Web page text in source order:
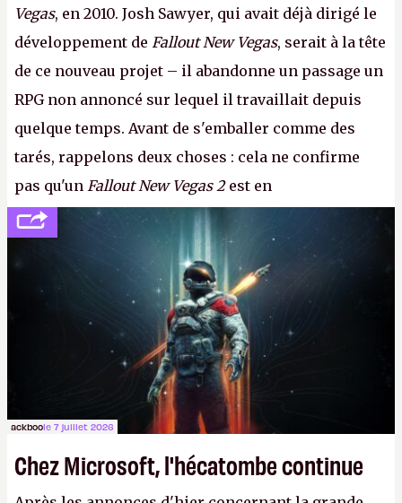
Vegas, en 2010. Josh Sawyer, qui avait déjà dirigé le
développement de Fallout New Vegas, serait à la tête
de ce nouveau projet – il abandonne un passage un
RPG non annoncé sur lequel il travaillait depuis
quelque temps. Avant de s'emballer comme des
tarés, rappelons deux choses : cela ne confirme
pas qu'un Fallout New Vegas 2est en
développement (pour ce que l'on sait, ils bossent
peut-être sur
Fallout Football ou
Fallout vs. Les
Lapins Crétins) et l'Obsidian d'aujourd'hui n'est plus
le même studio qu'il y a 15 ans. Mais bon, OK, on
peut commencer à fantasmer.A.
ackboole 7 juillet 2026
Chez Microsoft, l'hécatombe continue